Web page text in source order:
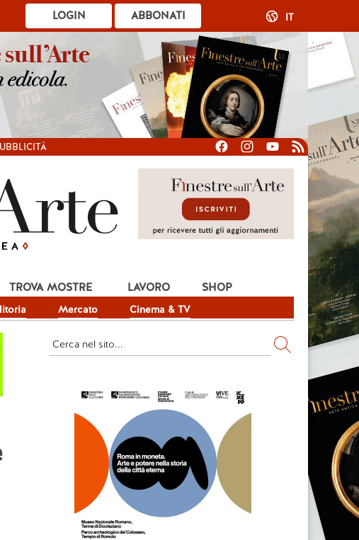
ABBONATI
LOGIN IT
Mercato Cinema & TV
TROVA MOSTRE LAVORO SHOP